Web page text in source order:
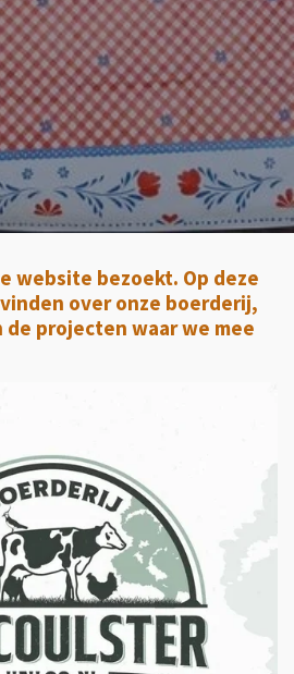
website bezoekt. Op deze
over onze boerderij,
projecten waar we mee